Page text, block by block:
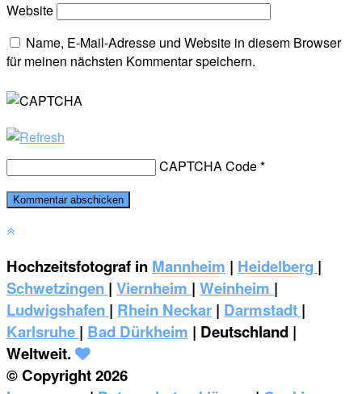
Website
Name, E-Mail-Adresse und Website in diesem Browser
für meinen nächsten Kommentar speichern.
CAPTCHA Code*
Hochzeitsfotograf in Mannheim | Heidelberg |
Schwetzingen | Viernheim | Weinheim |
‎Ludwigshafen | Rhein Neckar | Darmstadt |
Karlsruhe | Bad Dürkheim | Deutschland |
Weltweit.
© Copyright 2026